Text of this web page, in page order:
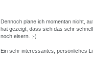
Dennoch plane ich momentan nicht,
hat gezeigt, dass sich das sehr
noch eisern. ;-)
Ein sehr interessantes, persönliches